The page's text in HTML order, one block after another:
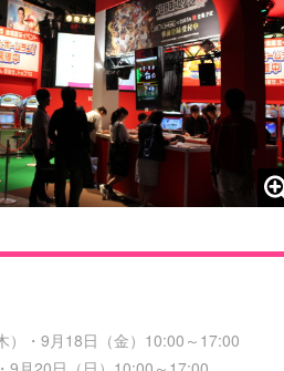
）・9月18日（金）10:00～17:00